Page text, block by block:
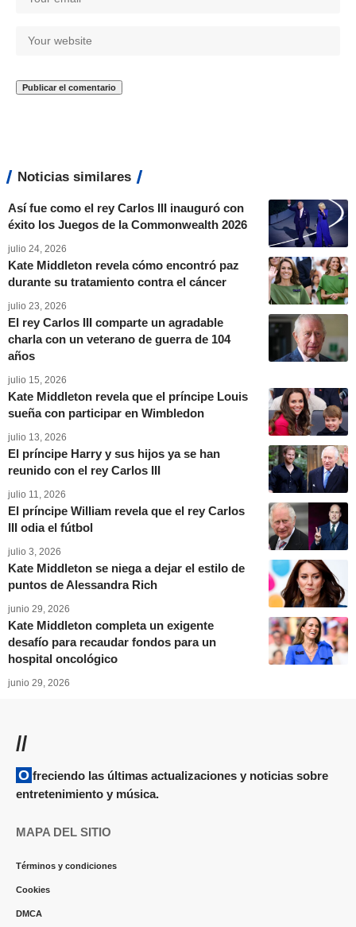
Noticias similares
Así fue como el rey Carlos III inauguró con
éxito los Juegos de la Commonwealth 2026
julio 24, 2026
Kate Middleton revela cómo encontró paz
durante su tratamiento contra el cáncer
julio 23, 2026
El rey Carlos III comparte un agradable
charla con un veterano de guerra de 104
años
julio 15, 2026
Kate Middleton revela que el príncipe Louis
sueña con participar en Wimbledon
julio 13, 2026
El príncipe Harry y sus hijos ya se han
reunido con el rey Carlos III
julio 11, 2026
El príncipe William revela que el rey Carlos
III odia el fútbol
julio 3, 2026
Kate Middleton se niega a dejar el estilo de
puntos de Alessandra Rich
junio 29, 2026
Kate Middleton completa un exigente
desafío para recaudar fondos para un
hospital oncológico
junio 29, 2026
//
Ofreciendo las últimas actualizaciones y noticias sobre
entretenimiento y música.
MAPA DEL SITIO
Términos y condiciones
Cookies
DMCA